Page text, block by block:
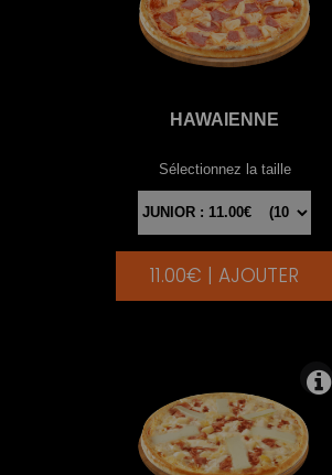
HAWAIENNE
Sélectionnez la taille
|
11.00€ | AJOUTER